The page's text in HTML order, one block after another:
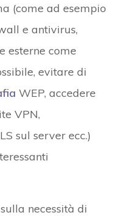
(come ad esempio
e antivirus,
esterne come
evitare di
WEP, accedere
VPN,
sul server ecc.)
necessità di